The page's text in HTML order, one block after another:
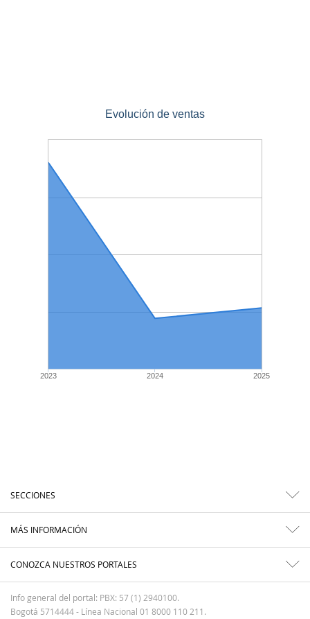
Evolución de ventas
2023 2024 2025
SECCIONES
MÁS INFORMACIÓN
CONOZCA NUESTROS PORTALES
Info general del portal: PBX: 57 (1) 2940100.
Bogotá 5714444 - Línea Nacional 01 8000 110 211.